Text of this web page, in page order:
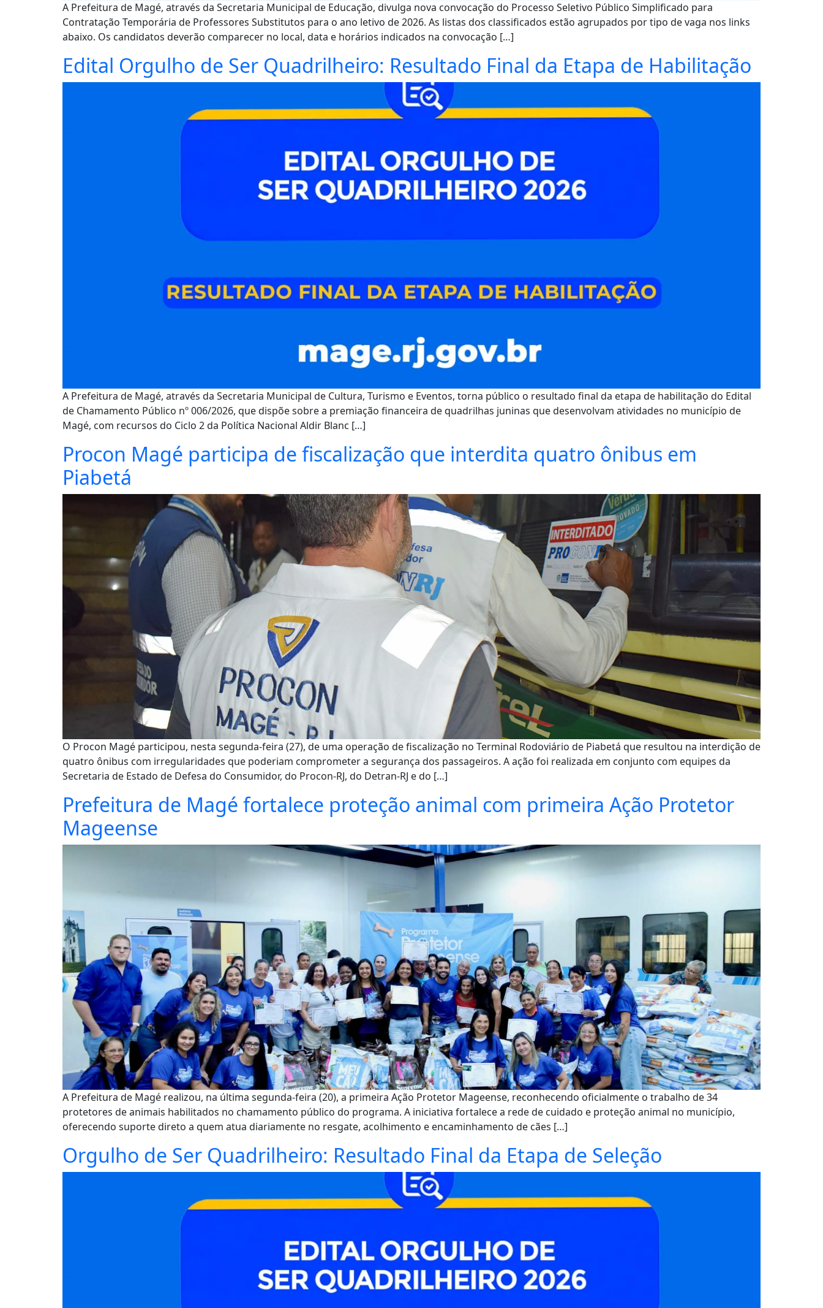
A Prefeitura de Magé, através da Secretaria Municipal de Educação, divulga nova convocação do Processo Seletivo Público Simplificado para
Contratação Temporária de Professores Substitutos para o ano letivo de 2026. As listas dos classificados estão agrupados por tipo de vaga nos links
abaixo. Os candidatos deverão comparecer no local, data e horários indicados na convocação […]
Edital Orgulho de Ser Quadrilheiro: Resultado Final da Etapa de Habilitação
A Prefeitura de Magé, através da Secretaria Municipal de Cultura, Turismo e Eventos, torna público o resultado final da etapa de habilitação do Edital
de Chamamento Público nº 006/2026, que dispõe sobre a premiação financeira de quadrilhas juninas que desenvolvam atividades no município de
Magé, com recursos do Ciclo 2 da Política Nacional Aldir Blanc […]
Procon Magé participa de fiscalização que interdita quatro ônibus em
Piabetá
O Procon Magé participou, nesta segunda-feira (27), de uma operação de fiscalização no Terminal Rodoviário de Piabetá que resultou na interdição de
quatro ônibus com irregularidades que poderiam comprometer a segurança dos passageiros. A ação foi realizada em conjunto com equipes da
Secretaria de Estado de Defesa do Consumidor, do Procon-RJ, do Detran-RJ e do […]
Prefeitura de Magé fortalece proteção animal com primeira Ação Protetor
Mageense
A Prefeitura de Magé realizou, na última segunda-feira (20), a primeira Ação Protetor Mageense, reconhecendo oficialmente o trabalho de 34
protetores de animais habilitados no chamamento público do programa. A iniciativa fortalece a rede de cuidado e proteção animal no município,
oferecendo suporte direto a quem atua diariamente no resgate, acolhimento e encaminhamento de cães […]
Orgulho de Ser Quadrilheiro: Resultado Final da Etapa de Seleção